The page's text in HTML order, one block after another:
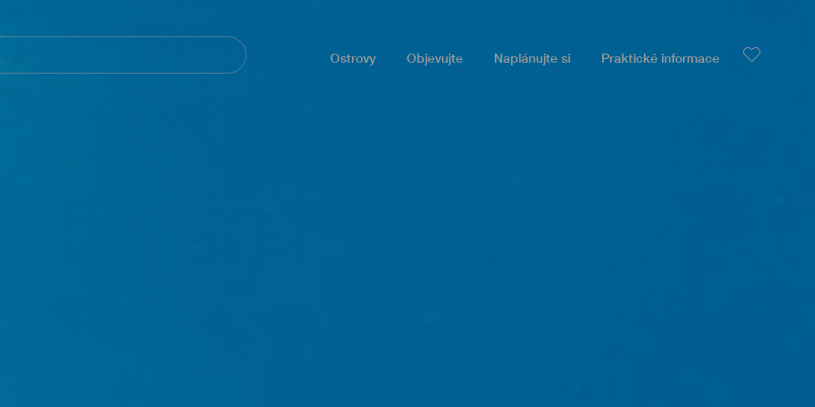
Ostrovy Objevujte Naplánujte si Praktické informace